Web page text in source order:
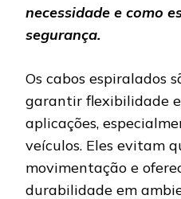
necessidade e como
segurança.
Os cabos espiralados
garantir flexibilidade
aplicações,
veículos. Eles evitam
movimentação e
durabilidade em